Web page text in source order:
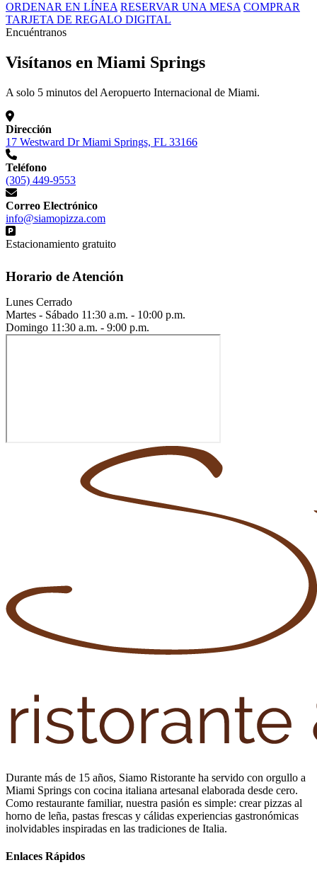
ORDENAR EN LÍNEA RESERVAR UNA MESA COMPRAR
TARJETA DE REGALO DIGITAL
Encuéntranos
Visítanos en Miami Springs
A solo 5 minutos del Aeropuerto Internacional de Miami.
Dirección
17 Westward Dr Miami Springs, FL 33166
Teléfono
(305) 449-9553
Correo Electrónico
info@siamopizza.com
Estacionamiento gratuito
Horario de Atención
Lunes Cerrado
Martes - Sábado 11:30 a.m. - 10:00 p.m.
Domingo 11:30 a.m. - 9:00 p.m.
Durante más de 15 años, Siamo Ristorante ha servido con orgullo a
Miami Springs con cocina italiana artesanal elaborada desde cero.
Como restaurante familiar, nuestra pasión es simple: crear pizzas al
horno de leña, pastas frescas y cálidas experiencias gastronómicas
inolvidables inspiradas en las tradiciones de Italia.
Enlaces Rápidos